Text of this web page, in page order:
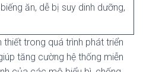
ăn, dễ bị suy dinh dưỡng,
trong quá trình phát triển
tăng cường hệ thống miễn